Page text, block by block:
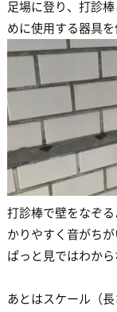
足場に登り、打診
めに使用する器具
打診棒で壁をなぞ
かりやすく音がちが
ぱっと見ではわか
あとはスケール（